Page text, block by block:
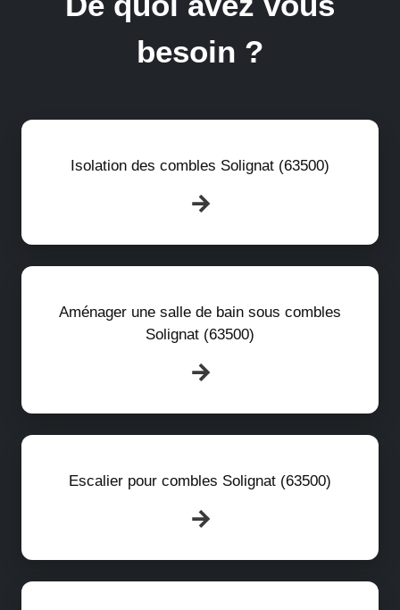
besoin ?
Isolation des combles Solignat (63500)
Aménager une salle de bain sous combles
Solignat (63500)
Escalier pour combles Solignat (63500)